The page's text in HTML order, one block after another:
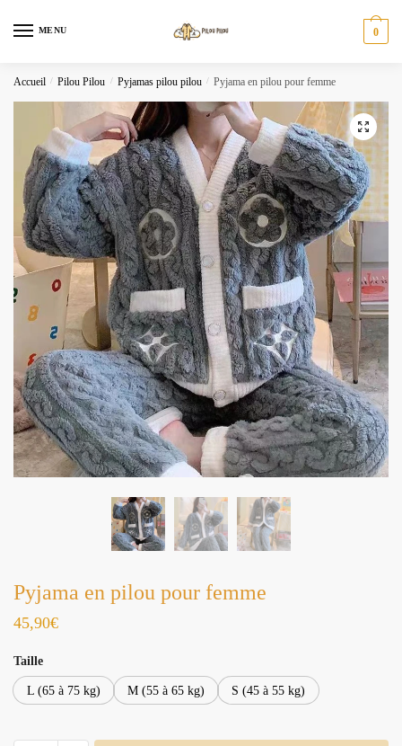
MENU 0
Accueil / Pilou Pilou / Pyjamas pilou pilou / Pyjama en pilou pour femme
Pyjama en pilou pour femme
45,90€
Taille
L (65 à 75 kg) M (55 à 65 kg) S (45 à 55 kg)